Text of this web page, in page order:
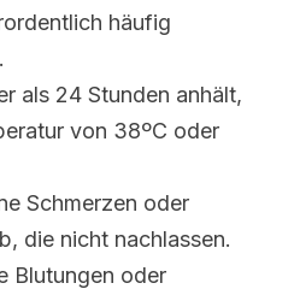
häufig
als 24 Stunden anhält,
von 38ºC oder
Schmerzen oder
die nicht nachlassen.
Blutungen oder